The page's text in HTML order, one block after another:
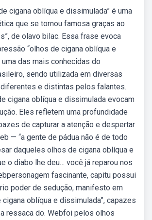
cigana oblíqua e dissimulada” é uma
que se tornou famosa graças ao
de olavo bilac. Essa frase evoca
“olhos de cigana oblíqua e
das mais conhecidas do
sendo utilizada em diversas
e distintas pelos falantes.
cigana oblíqua e dissimulada evocam
Eles refletem uma profundidade
de capturar a atenção e despertar
— “a gente de pádua não é de todo
daqueles olhos de cigana oblíqua e
o diabo lhe deu… você já reparou nos
fascinante, capitu possui
poder de sedução, manifesto em
cigana oblíqua e dissimulada”, capazes
ressaca do. Webfoi pelos olhos